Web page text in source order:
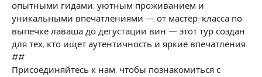
опытными гидами, уютным проживанием и
уникальными впечатлениями — от мастер-класса по
выпечке лаваша до дегустации вин — этот тур создан
для тех, кто ищет аутентичность и яркие впечатления.
##
Присоединяйтесь к нам, чтобы познакомиться с